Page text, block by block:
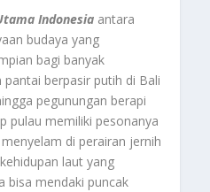
Indonesia antara
budaya yang
bagi banyak
berpasir putih di Bali
pegunungan berapi
pulau memiliki pesonanya
di perairan jernih
laut yang
bisa mendaki puncak